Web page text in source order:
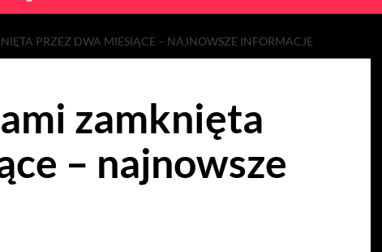
PRZEZ DWA MIESIĄCE – NAJNOWSZE INFORMACJE
zamknięta
– najnowsze